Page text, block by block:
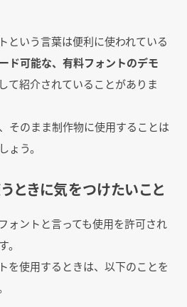
という言葉は便利に使われている
ド可能な、有料フォントのデモ
て紹介されていることがありま
そのまま制作物に使用することは
ょう。
ときに気をつけたいこと
ォントと言っても使用を許可され
。
を使用するときは、以下のことを